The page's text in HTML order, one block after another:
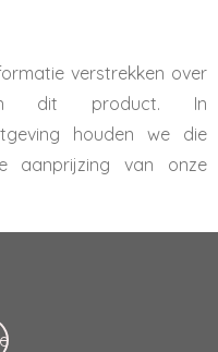
verstrekken over
dit product. In
houden we die
aanprijzing van onze